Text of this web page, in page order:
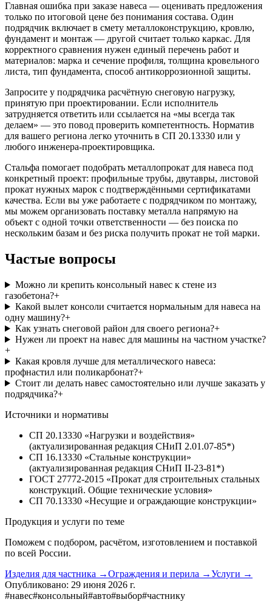
Главная ошибка при заказе навеса — оценивать предложения
только по итоговой цене без понимания состава. Один
подрядчик включает в смету металлоконструкцию, кровлю,
фундамент и монтаж — другой считает только каркас. Для
корректного сравнения нужен единый перечень работ и
материалов: марка и сечение профиля, толщина кровельного
листа, тип фундамента, способ антикоррозионной защиты.
Запросите у подрядчика расчётную снеговую нагрузку,
принятую при проектировании. Если исполнитель
затрудняется ответить или ссылается на «мы всегда так
делаем» — это повод проверить компетентность. Норматив
для вашего региона легко уточнить в СП 20.13330 или у
любого инженера-проектировщика.
Стальфа помогает подобрать металлопрокат для навеса под
конкретный проект: профильные трубы, двутавры, листовой
прокат нужных марок с подтверждёнными сертификатами
качества. Если вы уже работаете с подрядчиком по монтажу,
мы можем организовать поставку металла напрямую на
объект с одной точки ответственности — без поиска по
нескольким базам и без риска получить прокат не той марки.
Частые вопросы
Можно ли крепить консольный навес к стене из
газобетона?+
Какой вылет консоли считается нормальным для навеса на
одну машину?+
Как узнать снеговой район для своего региона?+
Нужен ли проект на навес для машины на частном участке?
+
Какая кровля лучше для металлического навеса:
профнастил или поликарбонат?+
Стоит ли делать навес самостоятельно или лучше заказать у
подрядчика?+
Источники и нормативы
СП 20.13330 «Нагрузки и воздействия»
(актуализированная редакция СНиП 2.01.07-85*)
СП 16.13330 «Стальные конструкции»
(актуализированная редакция СНиП II-23-81*)
ГОСТ 27772-2015 «Прокат для строительных стальных
конструкций. Общие технические условия»
СП 70.13330 «Несущие и ограждающие конструкции»
Продукция и услуги по теме
Поможем с подбором, расчётом, изготовлением и поставкой
по всей России.
Изделия для частника →Ограждения и перила →Услуги →
Опубликовано: 29 июня 2026 г.
#навес#консольный#авто#выбор#частнику